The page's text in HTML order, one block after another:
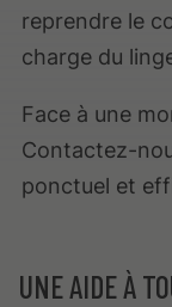
reprendre le
charge du
Face à une
Contactez-
ponctuel et
UNE AIDE À